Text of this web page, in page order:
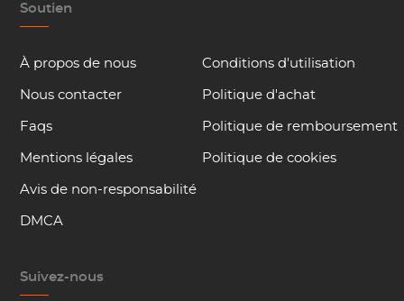
Soutien
À propos de nous
Nous contacter
Faqs
Mentions légales
Avis de non-responsabilité
DMCA
Conditions d'utilisation
Politique d'achat
Politique de remboursement
Politique de cookies
Suivez-nous